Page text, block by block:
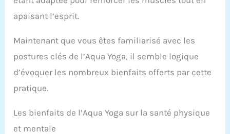
apaisant l’esprit.
Maintenant que vous êtes familiarisé avec les
postures clés de l’Aqua Yoga, il semble logique
d’évoquer les nombreux bienfaits offerts par cette
pratique.
Les bienfaits de l’Aqua Yoga sur la santé physique
et mentale